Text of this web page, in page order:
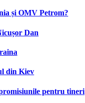
și OMV Petrom?
Dan
din Kiev
pentru tineri